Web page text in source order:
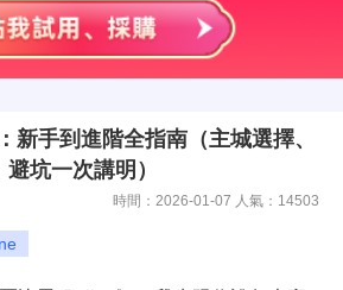
新手到進階全指南（主城選擇、
坑一次講明）
時間：2026-01-07 人氣： 14503